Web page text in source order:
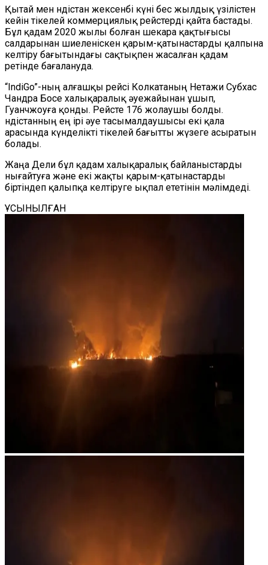
Қытай мен Үндістан жексенбі күні бес жылдық үзілістен
кейін тікелей коммерциялық рейстерді қайта бастады.
Бұл қадам 2020 жылы болған шекара қақтығысы
салдарынан шиеленіскен қарым-қатынастарды қалпына
келтіру бағытындағы сақтықпен жасалған қадам
ретінде бағалануда.
“IndiGo”-ның алғашқы рейсі Колкатаның Нетажи Субхас
Чандра Босе халықаралық әуежайынан ұшып,
Гуанчжоуға қонды. Рейсте 176 жолаушы болды.
Үндістанның ең ірі әуе тасымалдаушысы екі қала
арасында күнделікті тікелей бағытты жүзеге асыратын
болады.
Жаңа Дели бұл қадам халықаралық байланыстарды
нығайтуға және екі жақты қарым-қатынастарды
біртіндеп қалыпқа келтіруге ықпал ететінін мәлімдеді.
ҰСЫНЫЛҒАН